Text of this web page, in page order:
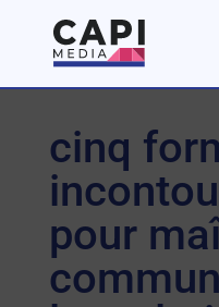
cinq
pour